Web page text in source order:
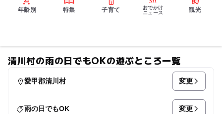
年齢別 特集 子育て
おでかけ
ニュース
観光
清川村の雨の日でもOKの遊ぶところ一覧
愛甲郡清川村 変更
雨の日でもOK 変更